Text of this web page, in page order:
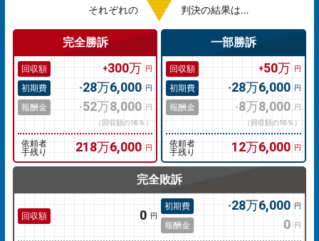
それぞれの 判決の結果は…
完全勝訴
回収額 300万 円
初期費 28万6,000 円
報酬金 52万8,000 円
（回収額の16％）
依頼者
手残り
218万6,000 円
一部勝訴
回収額 50万 円
初期費 28万6,000 円
報酬金 8万8,000 円
（回収額の16％）
依頼者
手残り
12万6,000 円
完全敗訴
回収額 0 円
初期費 28万6,000 円
報酬金 0 円